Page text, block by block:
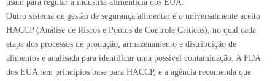
usam para regular a indústria alimentícia dos EUA.
Outro sistema de gestão de segurança alimentar é o universalmente aceito
HACCP (Análise de Riscos e Pontos de Controle Críticos), no qual cada
etapa dos processos de produção, armazenamento e distribuição de
alimentos é analisada para identificar uma possível contaminação. A FDA
dos EUA tem princípios base para HACCP, e a agência recomenda que